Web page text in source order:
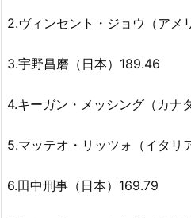
2.ヴィンセント・ジョウ（アメ
3.宇野昌磨（日本）189.46
4.キーガン・メッシング（カナ
5.マッテオ・リッツォ（イタリ
6.田中刑事（日本）169.79